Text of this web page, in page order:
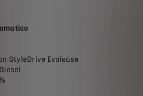
StyleDrive Evolease